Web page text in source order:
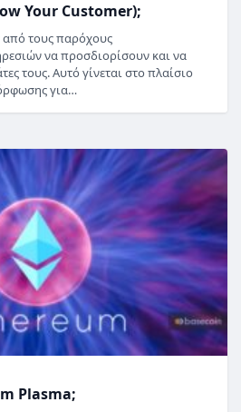
Your Customer);
από τους παρόχους
να προσδιορίσουν και να
τους. Αυτό γίνεται στο πλαίσιο
για…
Plasma;